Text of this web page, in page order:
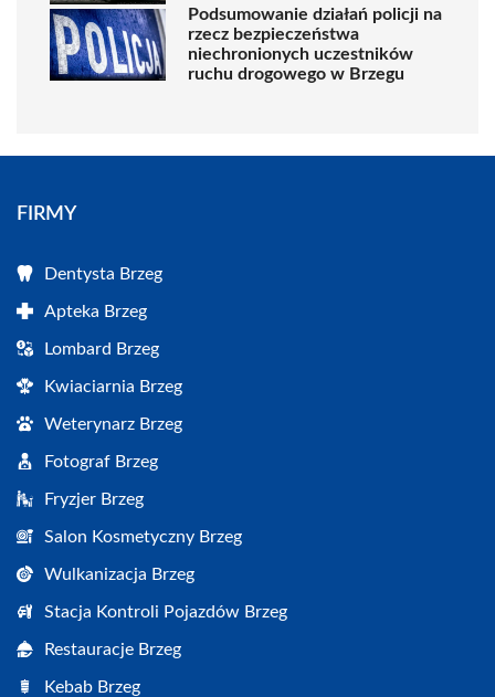
Podsumowanie działań policji na
rzecz bezpieczeństwa
niechronionych uczestników
ruchu drogowego w Brzegu
FIRMY
Dentysta Brzeg
Apteka Brzeg
Lombard Brzeg
Kwiaciarnia Brzeg
Weterynarz Brzeg
Fotograf Brzeg
Fryzjer Brzeg
Salon Kosmetyczny Brzeg
Wulkanizacja Brzeg
Stacja Kontroli Pojazdów Brzeg
Restauracje Brzeg
Kebab Brzeg